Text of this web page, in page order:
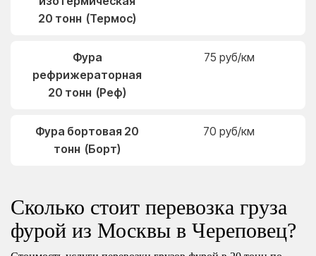
20 тонн (Термос)
Фура
рефрижераторная
20 тонн (Реф)
75 руб/км
Фура бортовая 20
тонн (Борт)
70 руб/км
Сколько стоит перевозка груза
фурой из Москвы в Череповец?